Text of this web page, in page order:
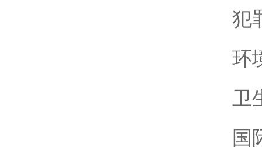
犯
环
卫
国